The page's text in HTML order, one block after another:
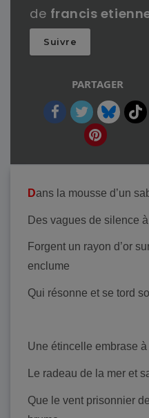
de francis
Suivre
PARTAGER
Dans la mousse d’un
Des vagues de silence
Forgent un rayon d’or
enclume
Qui résonne et se tord
Une étincelle embrase à
Le radeau de la mer et
Que le vent prisonnier